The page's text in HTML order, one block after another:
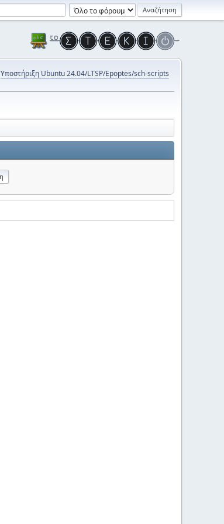
Υποστήριξη Ubuntu 24.04/LTSP/Epoptes/sch-scripts